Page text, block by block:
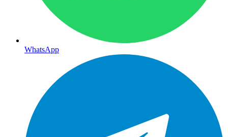
WhatsApp